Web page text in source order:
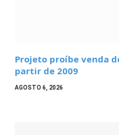
Projeto proíbe venda
partir de 2009
AGOSTO 6, 2026